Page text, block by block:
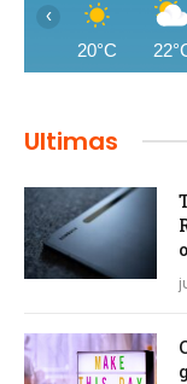
20°C
‹
Ultimas